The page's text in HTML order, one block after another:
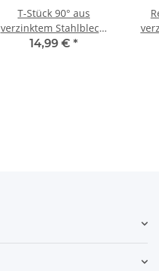
T-Stück 90° aus
verzinktem Stahlblech,
mit Dichtung, mit
14,99 € *